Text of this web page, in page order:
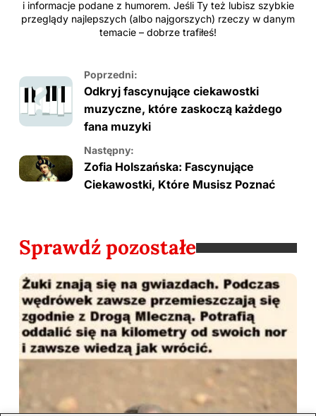
i informacje podane z humorem. Jeśli Ty też lubisz szybkie
przeglądy najlepszych (albo najgorszych) rzeczy w danym
temacie – dobrze trafiłeś!
Poprzedni:
Odkryj fascynujące ciekawostki
muzyczne, które zaskoczą każdego
fana muzyki
Następny:
Zofia Holszańska: Fascynujące
Ciekawostki, Które Musisz Poznać
Sprawdź pozostałe